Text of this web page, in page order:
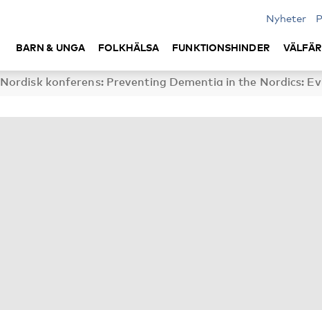
Nyheter
BARN & UNGA FOLKHÄLSA FUNKTIONSHINDER
Nordisk konferens: Preventing Dementia in the Nordics: